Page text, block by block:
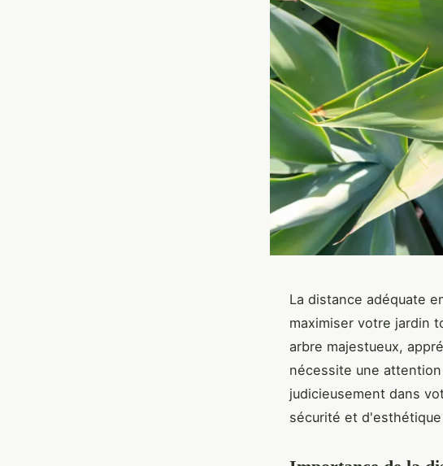
La distance adéquate
maximiser votre jardin
arbre majestueux,
nécessite une
judicieusement dans
sécurité et